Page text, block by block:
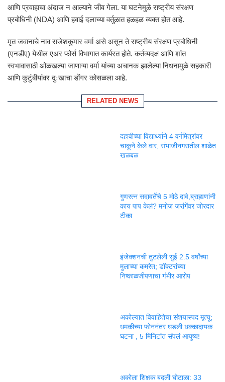
आणि प्रवाहाचा अंदाज न आल्याने जीव गेला. या घटनेमुळे राष्ट्रीय संरक्षण
प्रबोधिनी (NDA) आणि हवाई दलाच्या वर्तुळात हळहळ व्यक्त होत आहे.
मृत जवानाचे नाव राजेशकुमार वर्मा असे असून ते राष्ट्रीय संरक्षण प्रबोधिनी
(एनडीए) येथील एअर फोर्स विभागात कार्यरत होते. कर्तव्यदक्ष आणि शांत
स्वभावासाठी ओळखल्या जाणाऱ्या वर्मा यांच्या अचानक झालेल्या निधनामुळे सहकारी
आणि कुटुंबीयांवर दुःखाचा डोंगर कोसळला आहे.
RELATED NEWS
दहावीच्या विद्यार्थ्याने 4 वर्गमित्रांवर
चाकूने केले वार; संभाजीनगरातील शाळेत
खळबळ
गुणरत्न सदावर्तेंचे 5 मोठे दावे,ब्राह्मणांनी
काय पाप केलं? मनोज जरांगेंवर जोरदार
टीका
इंजेक्शनची तुटलेली सुई 2.5 वर्षांच्या
मुलाच्या कमरेत; डॉक्टरांच्या
निष्काळजीपणाचा गंभीर आरोप
अकोल्यात विवाहितेचा संशयास्पद मृत्यू;
धमकीच्या फोननंतर घडली धक्कादायक
घटना , 5 मिनिटांत संपलं आयुष्य!
अकोला शिक्षक बदली घोटाळा: 33